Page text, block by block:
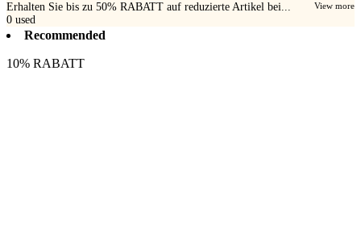
Erhalten Sie bis zu 50% RABATT auf reduzierte Artikel bei... View more
0 used
Recommended
10% RABATT